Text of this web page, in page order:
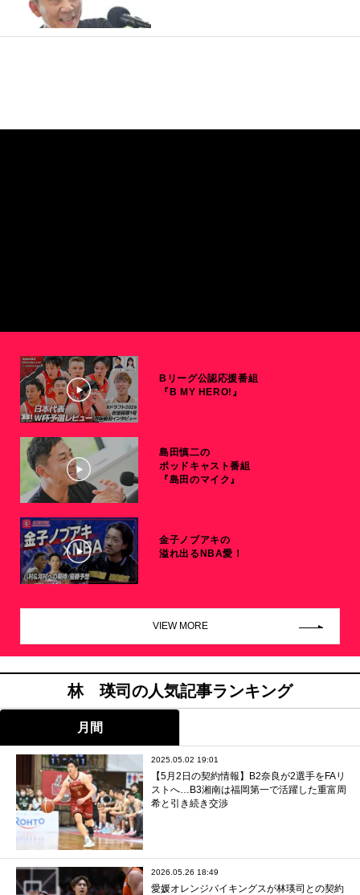
Bリーグ公認応援番組
『B MY HERO!』
島田慎二の
ポッドキャスト番組
『島田のマイク』
金子ノブアキの
溢れ出るNBA愛！
VIEW MORE
林 瑛司の人気記事ランキング
月間
2025.05.02 19:01
【5月2日の契約情報】B2奈良が2選手をFAリ
ストへ…B3湘南は福岡第一で活躍した重富周
希と引き続き交渉
2026.05.26 18:49
愛媛オレンジバイキングスが林瑛司との契約